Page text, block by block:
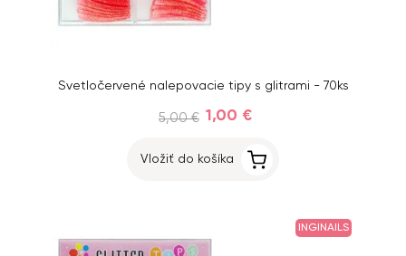
Svetločervené nalepovacie tipy s glitrami - 70ks
5,00 € 1,00 €
Vložiť do košíka
INGINAILS